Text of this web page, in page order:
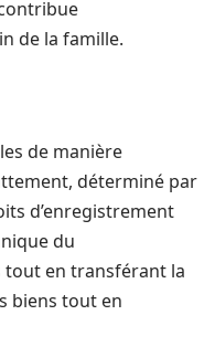
de la famille.
de manière
déterminé par
d’enregistrement
du
tout en transférant la
biens tout en